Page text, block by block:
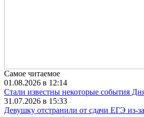
Самое читаемое
01.08.2026 в 12:14
Стали известны некоторые события
31.07.2026 в 15:33
Девушку отстранили от сдачи ЕГЭ из-